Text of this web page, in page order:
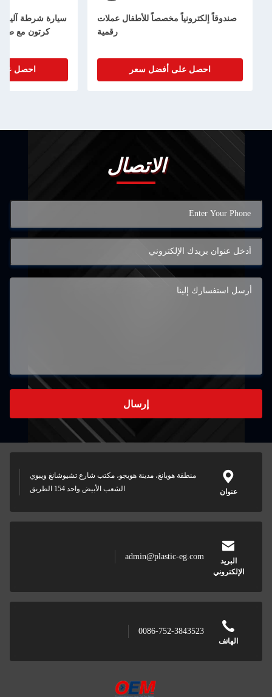
صندوقاً إلكترونياً مخصصاً للأطفال عملات
رقمية
احصل على أفضل سعر
سيارة شرطة آلية
كرتون مع
احصل
الاتصال
إرسال
عنوان
منطقة هويانغ، مدينة هويجو، مكتب شارع تشيوشانغ ويبوي
الشعب الأبيض واحد 154 الطريق
البريد
الإلكتروني
admin@plastic-eg.com
الهاتف
0086-752-3843523